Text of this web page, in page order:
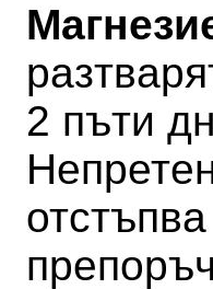
2 пъти